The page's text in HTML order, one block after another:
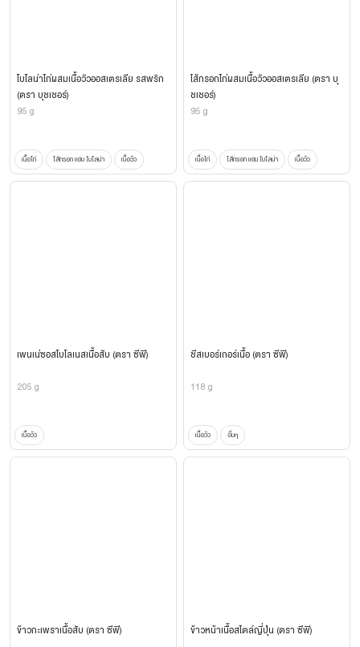
โบโลน่าไก่ผสมเนื้อวัวออสเตรเลีย รสพริก
(ตรา บุชเชอร์)
95 g
เนื้อไก่ ไส้กรอก แฮม โบโลน่า เนื้อวัว
ไส้กรอกไก่ผสมเนื้อวัวออสเตรเลีย (ตรา บุ
ชเชอร์)
95 g
เนื้อไก่ ไส้กรอก แฮม โบโลน่า เนื้อวัว
เพนเน่ซอสโบโลเนสเนื้อสับ (ตรา ซีพี)
205 g
เนื้อวัว
ชีสเบอร์เกอร์เนื้อ (ตรา ซีพี)
118 g
เนื้อวัว อื่นๆ
ข้าวกะเพราเนื้อสับ (ตรา ซีพี) ข้าวหน้าเนื้อสไตล์ญี่ปุ่น (ตรา ซีพี)